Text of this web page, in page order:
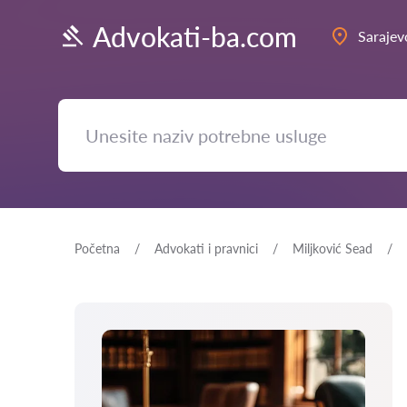
Advokati-ba.com
Početna Advokati i pravnici Miljković Sead